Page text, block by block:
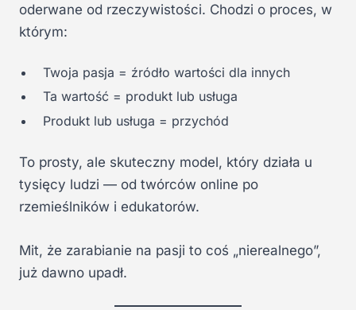
oderwane od rzeczywistości. Chodzi o proces, w
którym:
Twoja pasja = źródło wartości dla innych
Ta wartość = produkt lub usługa
Produkt lub usługa = przychód
To prosty, ale skuteczny model, który działa u
tysięcy ludzi — od twórców online po
rzemieślników i edukatorów.
Mit, że zarabianie na pasji to coś „nierealnego”,
już dawno upadł.